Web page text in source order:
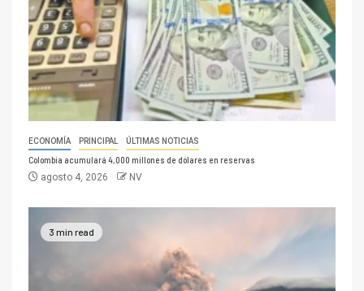
ECONOMÍA PRINCIPAL ÚLTIMAS NOTICIAS
Colombia acumulará 4,000 millones de dólares en reservas
agosto 4, 2026 NV
3 min read